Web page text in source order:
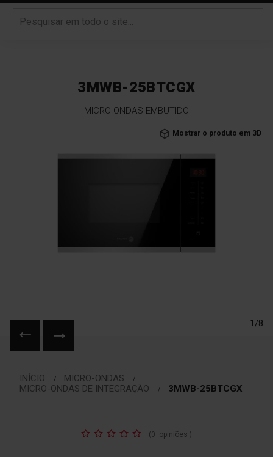
3MWB-25BTCGX
MICRO-ONDAS EMBUTIDO
Mostrar o produto em 3D
1/8
INÍCIO
MICRO-ONDAS
MICRO-ONDAS DE INTEGRAÇÃO
3MWB-25BTCGX
Classificação: (0 opiniões )